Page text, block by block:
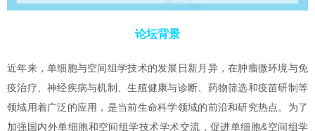
论坛背景
近年来，单细胞与空间组学技术的发展日新月异，在肿瘤微环境与免
疫治疗、神经疾病与机制、生殖健康与诊断、药物筛选和疫苗研制等
领域用着广泛的应用，是当前生命科学领域的前沿和研究热点。为了
加强国内外单细胞和空间组学技术学术交流，促进单细胞&空间组学